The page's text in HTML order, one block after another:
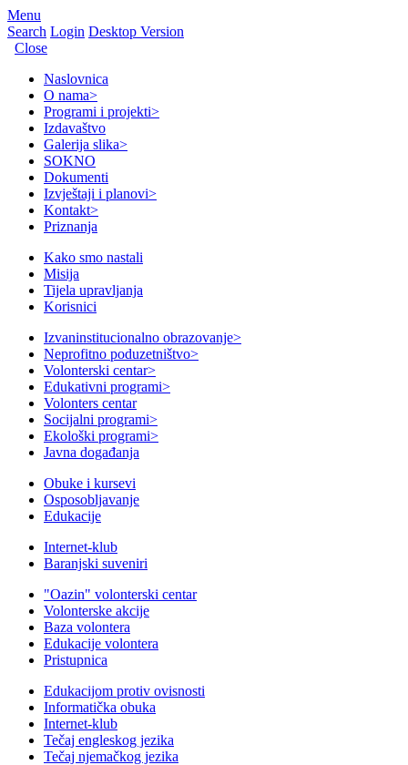
Menu
Search Login Desktop Version
Close
Naslovnica
O nama>
Programi i projekti>
Izdavaštvo
Galerija slika>
SOKNO
Dokumenti
Izvještaji i planovi>
Kontakt>
Priznanja
Kako smo nastali
Misija
Tijela upravljanja
Korisnici
Izvaninstitucionalno obrazovanje>
Neprofitno poduzetništvo>
Volonterski centar>
Edukativni programi>
Volonters centar
Socijalni programi>
Ekološki programi>
Javna događanja
Obuke i kursevi
Osposobljavanje
Edukacije
Internet-klub
Baranjski suveniri
"Oazin" volonterski centar
Volonterske akcije
Baza volontera
Edukacije volontera
Pristupnica
Edukacijom protiv ovisnosti
Informatička obuka
Internet-klub
Tečaj engleskog jezika
Tečaj njemačkog jezika